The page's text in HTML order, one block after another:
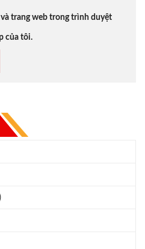
trang web trong trình duyệt
của tôi.